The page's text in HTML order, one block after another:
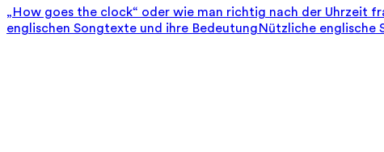
„How goes the clock“ oder wie man richtig nach der Uhrzeit
englischen Songtexte und ihre BedeutungNützliche englische